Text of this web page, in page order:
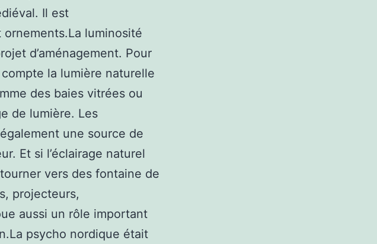
Il est
luminosité
d’aménagement. Pour
la lumière naturelle
des baies vitrées ou
de lumière. Les
une source de
Et si l’éclairage naturel
vers des fontaine de
projecteurs,
aussi un rôle important
psycho nordique était